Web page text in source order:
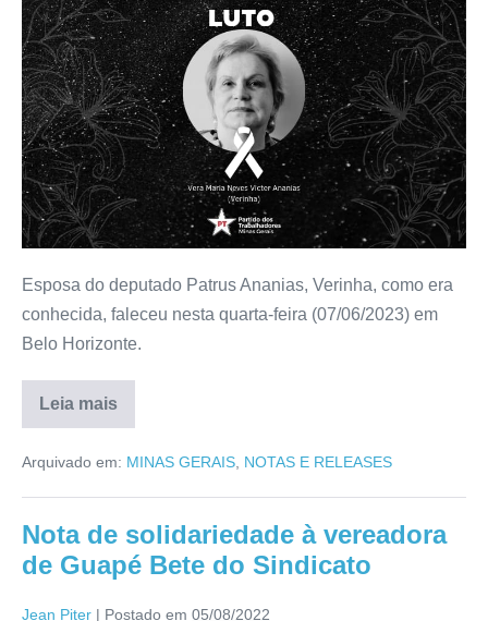
Esposa do deputado Patrus Ananias, Verinha, como era
conhecida, faleceu nesta quarta-feira (07/06/2023) em
Belo Horizonte.
Leia mais
Arquivado em: MINAS GERAIS NOTAS E RELEASES
Nota de solidariedade à vereadora
de Guapé Bete do Sindicato
Jean Piter | Postado em 05/08/2022